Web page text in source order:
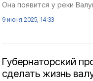
Она появится у реки
9 июня 2025, 14:33
Губернаторский
сделать жизнь